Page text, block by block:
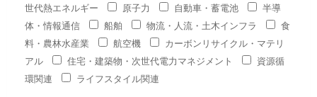
世代熱エネルギー
原子力 自動車・蓄電池
半導
体・情報通信
船舶 物流・人流・土木インフラ
食
料・農林水産業
航空機
カーボンリサイクル・マテリ
アル
住宅・建築物・次世代電力マネジメント
資源循
環関連
ライフスタイル関連